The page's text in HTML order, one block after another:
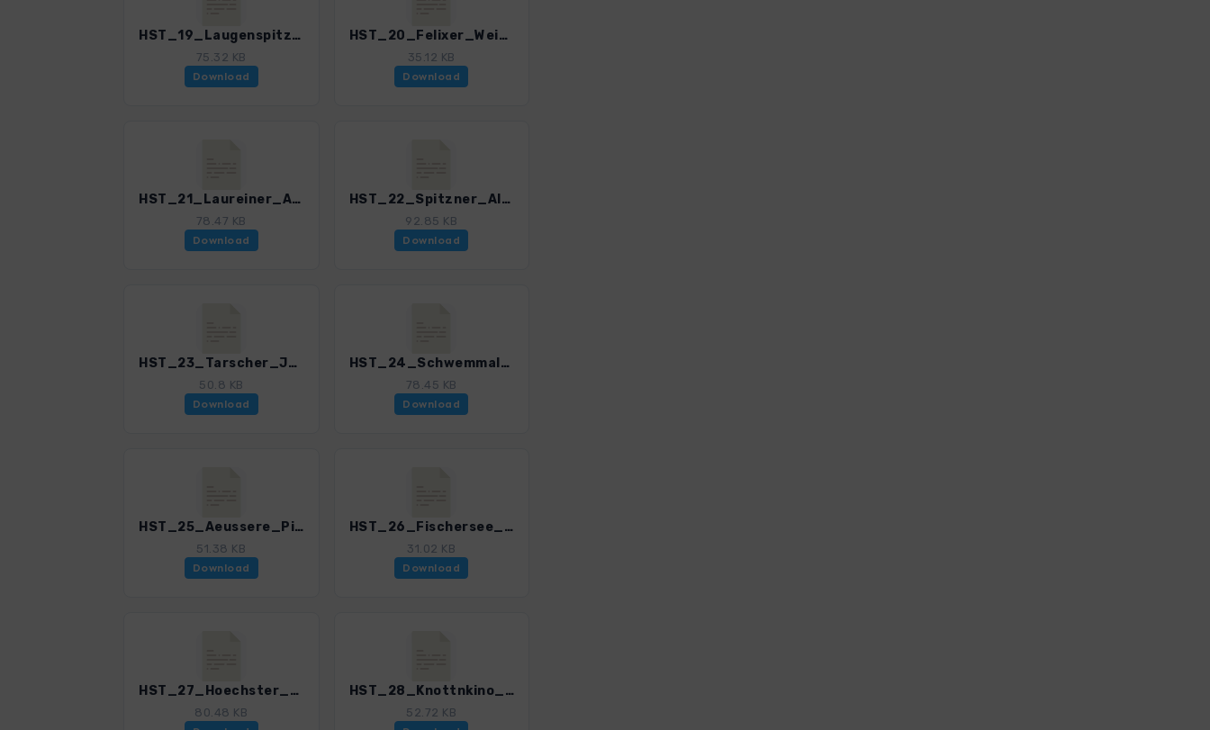
HST_19_Laugenspitze_3085_1.gpx
75.32 KB
Download
HST_20_Felixer_Weiher_3085_1.gpx
35.12 KB
Download
HST_21_Laureiner_Alm_3085_1.gpx
78.47 KB
Download
HST_22_Spitzner_Alm_3085_1.gpx
92.85 KB
Download
HST_23_Tarscher_Jochwaal_3085_1.gpx
50.8 KB
Download
HST_24_Schwemmalm_3085_1.gpx
78.45 KB
Download
HST_25_Aeussere_Pilsbergalm_3085_1.gpx
51.38 KB
Download
HST_26_Fischersee_3085_1.gpx
31.02 KB
Download
HST_27_Hoechster_Huette_3085_1.gpx
80.48 KB
HST_28_Knottnkino_3085_1.gpx
52.72 KB